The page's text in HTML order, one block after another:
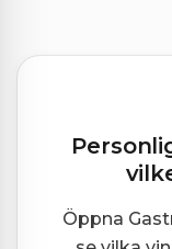
Öppna